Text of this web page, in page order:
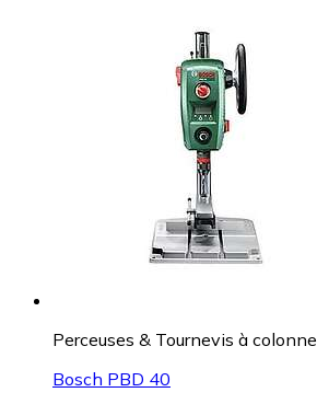
Perceuses & Tournevis à colonne
Bosch PBD 40